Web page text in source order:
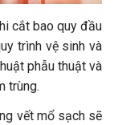
cắt bao quy đầu
trình vệ sinh và
phẫu thuật và
trùng.
vết mổ sạch sẽ